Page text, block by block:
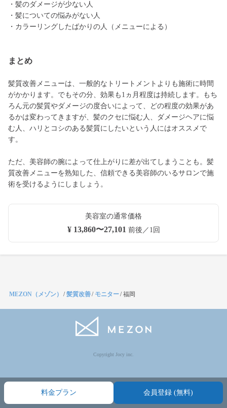
・髪のダメージが少ない人
・髪についての悩みがない人
・カラーリングしたばかりの人（メニューによる）
まとめ
髪質改善メニューは、一般的なトリートメントよりも施術に時間
がかかります。でもその分、効果も1ヵ月程度は持続します。もち
ろん元の髪質やダメージの度合いによって、どの程度の効果があ
るかは変わってきますが、髪のクセに悩む人、ダメージヘアに悩
む人、ハリとコシのある髪質にしたいという人にはオススメで
す。
ただ、美容師の腕によって仕上がりに差が出てしまうことも。髪
質改善メニューを熟知した、信頼できる美容師のいるサロンで施
術を受けるようにしましょう。
美容室の通常価格
¥ 13,860〜27,101 前後／1回
料金プラン 会員登録 (無料)
MEZON（メゾン） /髪質改善/ モニター/福岡
Copyright Jocy inc.